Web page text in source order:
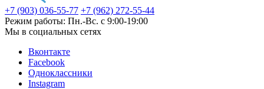
+7 (903) 036-55-77 +7 (962) 272-55-44
Режим работы: Пн.-Вс. с 9:00-19:00
Мы в социальных сетях
Вконтакте
Facebook
Одноклассники
Instagram